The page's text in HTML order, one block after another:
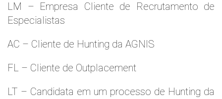
LM – Empresa Cliente de Recrutamento de
Especialistas
AC – Cliente de Hunting da AGNIS
FL – Cliente de Outplacement
LT – Candidata em um processo de Hunting da